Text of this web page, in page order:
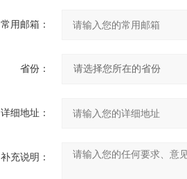
常用邮箱：
省份：
详细地址：
补充说明：